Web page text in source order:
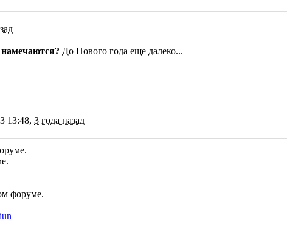
До Нового года еще далеко...
13:48, 3 года назад
форуме.